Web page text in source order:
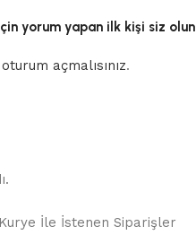
yorum yapan ilk kişi siz olun
oturum açmalısınız.
İle İstenen Siparişler